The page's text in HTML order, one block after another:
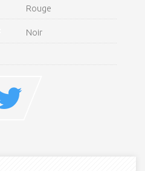
Rouge
Noir